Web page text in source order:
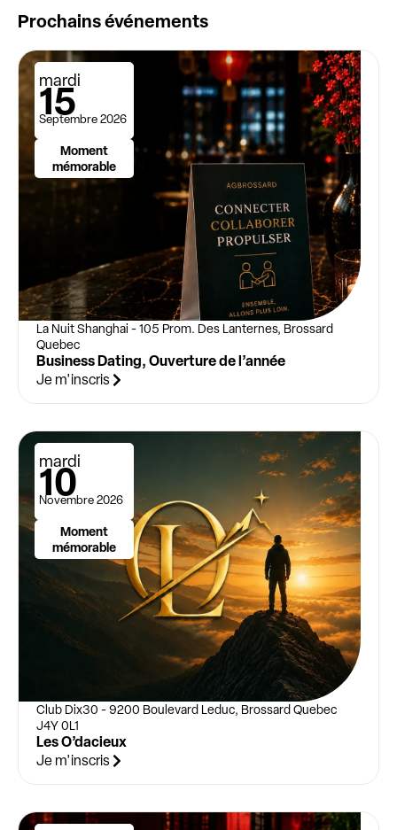
Prochains événements
mardi
15
Septembre 2026
Moment
mémorable
La Nuit Shanghai - 105 Prom. Des Lanternes, Brossard
Quebec
Business Dating, Ouverture de l’année
Je m'inscris
mardi
10
Novembre 2026
Moment
mémorable
Club Dix30 - 9200 Boulevard Leduc, Brossard Quebec
J4Y 0L1
Les O’dacieux
Je m'inscris